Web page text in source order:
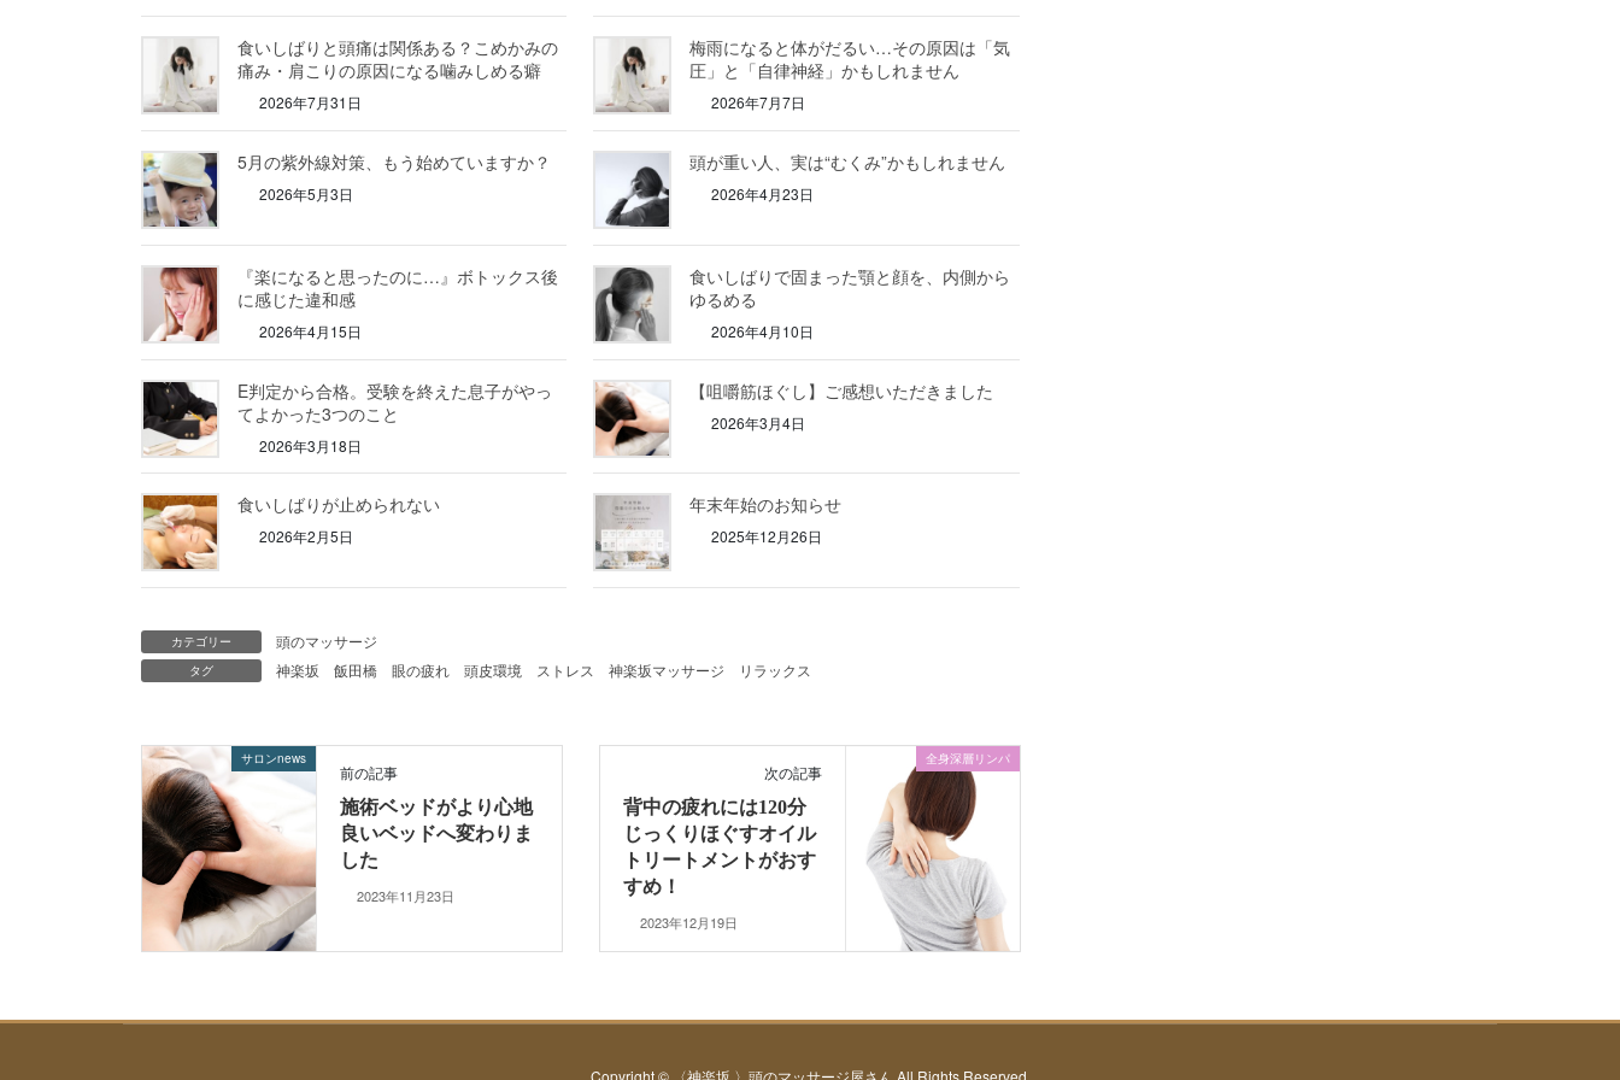
食いしばりと頭痛は関係ある？こめかみの
痛み・肩こりの原因になる噛みしめる癖
2026年7月31日
梅雨になると体がだるい…その原因は「気
圧」と「自律神経」かもしれません
2026年7月7日
5月の紫外線対策、もう始めていますか？
2026年5月3日
頭が重い人、実は“むくみ”かもしれません
2026年4月23日
『楽になると思ったのに…』ボトックス後
に感じた違和感
2026年4月15日
食いしばりで固まった顎と顔を、内側から
ゆるめる
2026年4月10日
E判定から合格。受験を終えた息子がやっ
てよかった3つのこと
2026年3月18日
【咀嚼筋ほぐし】ご感想いただきました
2026年3月4日
食いしばりが止められない
2026年2月5日
年末年始のお知らせ
2025年12月26日
カテゴリー 頭のマッサージ
タグ 神楽坂 飯田橋 眼の疲れ 頭皮環境 ストレス 神楽坂マッサージ リラックス
サロンnews
前の記事
施術ベッドがより心地
良いベッドへ変わりま
した
2023年11月23日
全身深層リンパ
次の記事
背中の疲れには120分
じっくりほぐすオイル
トリートメントがおす
すめ！
2023年12月19日
Copyright © 〈神楽坂 〉頭のマッサージ屋さん All Rights Reserved.